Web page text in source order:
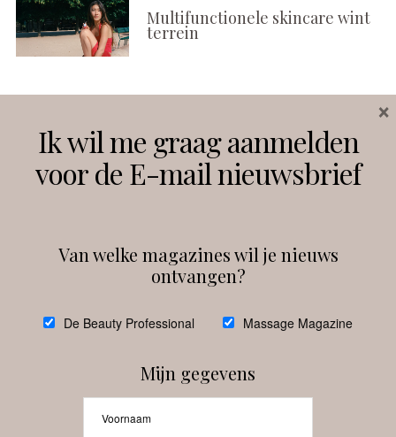
Multifunctionele skincare wint
terrein
Instagram Facebook
debeautyprofessional
Ik wil me graag aanmelden
voor de E-mail nieuwsbrief
Van welke magazines wil je nieuws
ontvangen?
De Beauty Professional Massage Magazine
Mijn gegevens
×